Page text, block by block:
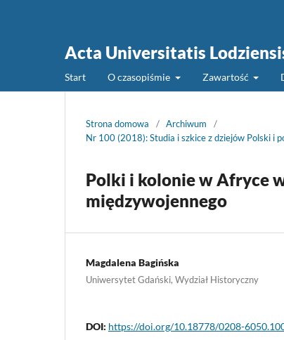
Acta Universitatis
Start O czasopiśmie Zawartość
Strona domowa / Archiwum
/
Nr 100 (2018): Studia i szkice z dziejów Polski i
Polki i kolonie w Afryce
międzywojennego
Magdalena Bagińska
Uniwersytet Gdański, Wydział Historyczny
DOI: https://doi.org/10.18778/0208-